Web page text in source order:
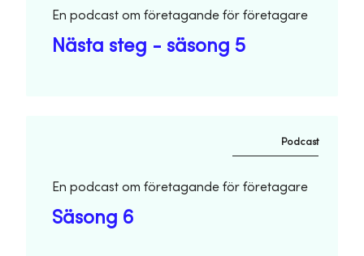
En podcast om företagande för företagare
Nästa steg - säsong 5
Podcast
En podcast om företagande för företagare
Säsong 6